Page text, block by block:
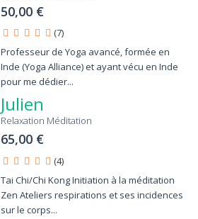
50,00 €
(7)
Professeur de Yoga avancé, formée en
Inde (Yoga Alliance) et ayant vécu en Inde
pour me dédier...
Julien
Relaxation Méditation
65,00 €
(4)
Tai Chi/Chi Kong Initiation à la méditation
Zen Ateliers respirations et ses incidences
sur le corps...